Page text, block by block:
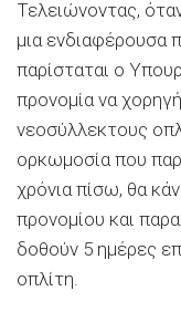
Τελειώνοντας,
μια ενδιαφέρουσα
παρίσταται ο
προνομία να
νεοσύλλεκτους
ορκωμοσία που
χρόνια πίσω, θα
προνομίου και
δοθούν 5 ημέρες
οπλίτη.